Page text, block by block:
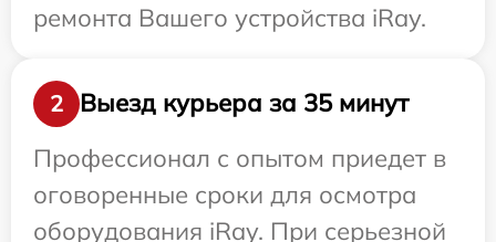
ремонта Вашего устройства iRay.
2
Выезд курьера за 35 минут
Профессионал с опытом приедет в
оговоренные сроки для осмотра
оборудования iRay. При серьезной